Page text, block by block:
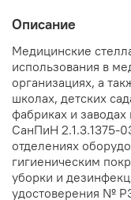
Описание
Медицинские
использования в
организациях, а
школах, детских
фабриках и
СанПиН 2.1.3.1375-
отделениях
гигиеническим
уборки и
удостоверения №